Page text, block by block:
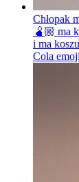
Chłopak
🫄🏼 ma
i ma
Cola emoji